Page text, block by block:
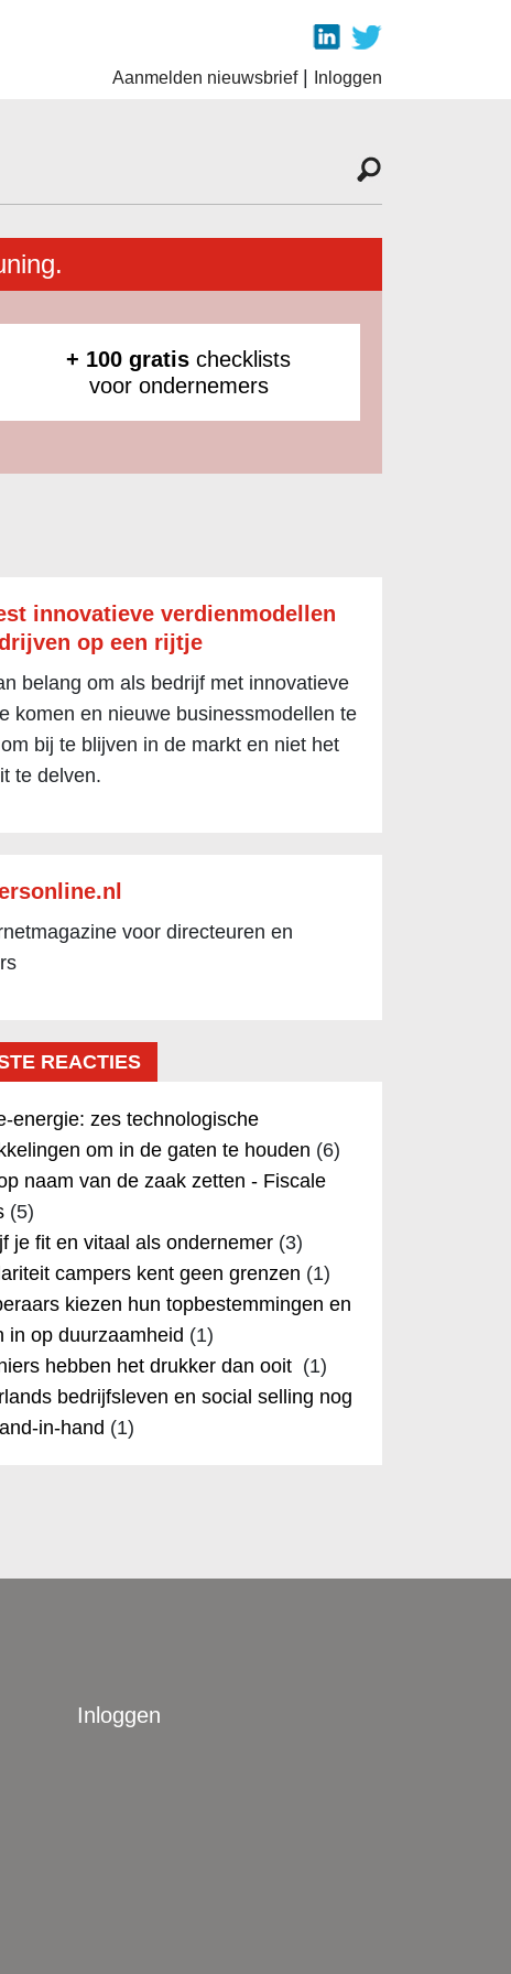
Aanmelden nieuwsbrief| Inloggen
+ 100 gratis checklists
voor ondernemers
innovatieve verdienmodellen
op een rijtje
belang om als bedrijf met innovatieve
komen en nieuwe businessmodellen te
bij te blijven in de markt en niet het
te delven.
voor directeuren en
REACTIES
energie: zes technologische
om in de gaten te houden (6)
naam van de zaak zetten - Fiscale
(5)
je fit en vitaal als ondernemer(3)
campers kent geen grenzen (1)
kiezen hun topbestemmingen en
in op duurzaamheid (1)
hebben het drukker dan ooit (1)
bedrijfsleven en social selling nog
in-hand (1)
Inloggen